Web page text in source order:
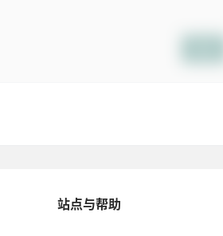
站点与帮助